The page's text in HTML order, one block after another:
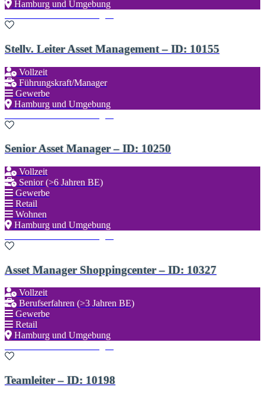
Hamburg und Umgebung
Stellv. Leiter Asset Management – ID: 10155
Vollzeit
Führungskraft/Manager
Gewerbe
Hamburg und Umgebung
Senior Asset Manager – ID: 10250
Vollzeit
Senior (>6 Jahren BE)
Gewerbe
Retail
Wohnen
Hamburg und Umgebung
Asset Manager Shoppingcenter – ID: 10327
Vollzeit
Berufserfahren (>3 Jahren BE)
Gewerbe
Retail
Hamburg und Umgebung
Teamleiter – ID: 10198